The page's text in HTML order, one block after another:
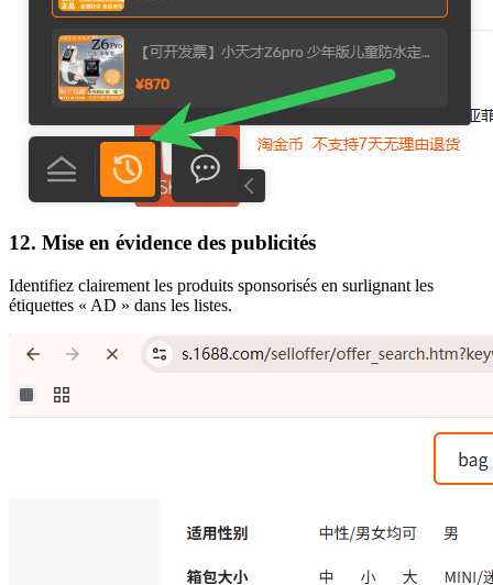
12. Mise en évidence des publicités
Identifiez clairement les produits sponsorisés en surlignant les
étiquettes « AD » dans les listes.